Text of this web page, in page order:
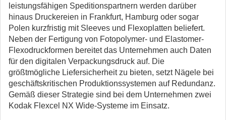
leistungsfähigen Speditionspartnern werden darüber
hinaus Druckereien in Frankfurt, Hamburg oder sogar
Polen kurzfristig mit Sleeves und Flexoplatten beliefert.
Neben der Fertigung von Fotopolymer- und Elastomer-
Flexodruckformen bereitet das Unternehmen auch Daten
für den digitalen Verpackungsdruck auf. Die
größtmögliche Liefersicherheit zu bieten, setzt Nägele bei
geschäftskritischen Produktionssystemen auf Redundanz.
Gemäß dieser Strategie sind bei dem Unternehmen zwei
Kodak Flexcel NX Wide-Systeme im Einsatz.